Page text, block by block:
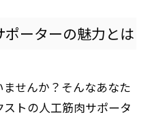
ーターの魅力とは
せんか？そんなあなた
トの人工筋肉サポータ